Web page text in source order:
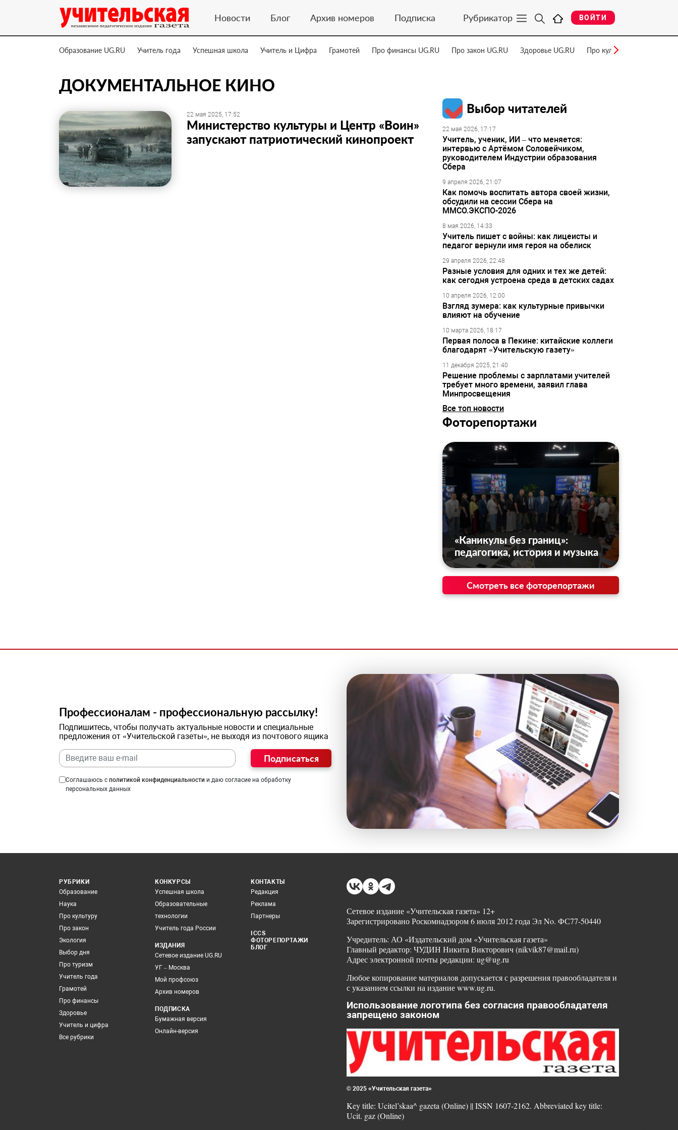
Новости Блог Архив номеров Подписка Рубрикатор ВОЙТИ
Образование UG.RU Учитель года Успешная школа Учитель и Цифра Грамотей Про финансы UG.RU Про закон UG.RU Здоровье UG.RU Про культуру UG.RU
ДОКУМЕНТАЛЬНОЕ КИНО
22 мая 2025, 17:52
Министерство культуры и Центр «Воин»
запускают патриотический кинопроект
Выбор читателей
22 мая 2026, 17:17
Учитель, ученик, ИИ – что меняется:
интервью с Артёмом Соловейчиком,
руководителем Индустрии образования
Сбера
9 апреля 2026, 21:07
Как помочь воспитать автора своей жизни,
обсудили на сессии Сбера на
ММСО.ЭКСПО-2026
8 мая 2026, 14:33
Учитель пишет с войны: как лицеисты и
педагог вернули имя героя на обелиск
29 апреля 2026, 22:48
Разные условия для одних и тех же детей:
как сегодня устроена среда в детских садах
10 апреля 2026, 12:00
Взгляд зумера: как культурные привычки
влияют на обучение
10 марта 2026, 18:17
Первая полоса в Пекине: китайские коллеги
благодарят «Учительскую газету»
11 декабря 2025, 21:40
Решение проблемы с зарплатами учителей
требует много времени, заявил глава
Минпросвещения
Все топ новости
Фоторепортажи
«Каникулы без границ»:
педагогика, история и музыка
Смотреть все фоторепортажи
Профессионалам - профессиональную рассылку!
Подпишитесь, чтобы получать актуальные новости и специальные
предложения от «Учительской газеты», не выходя из почтового ящика
Подписаться
Соглашаюсь с политикой конфиденциальности и даю согласие на обработку
персональных данных
РУБРИКИ
Образование
Наука
Про культуру
Про закон
Экология
Выбор дня
Про туризм
Учитель года
Грамотей
Про финансы
Здоровье
Учитель и цифра
Все рубрики
КОНКУРСЫ
Успешная школа
Образовательные
технологии
Учитель года России
ИЗДАНИЯ
Сетевое издание UG.RU
УГ – Москва
Мой профсоюз
Архив номеров
ПОДПИСКА
Бумажная версия
Онлайн-версия
КОНТАКТЫ
Редакция
Реклама
Партнеры
ICCS
ФОТОРЕПОРТАЖИ
БЛОГ
Сетевое издание «Учительская газета» 12+
Зарегистрировано Роскомнадзором 6 июля 2012 года Эл No. ФС77-50440
Учредитель: АО «Издательский дом «Учительская газета»
Главный редактор: ЧУДИН Никита Викторович (nikvik87@mail.ru)
Адрес электронной почты редакции: ug@ug.ru
Любое копирование материалов допускается с разрешения правообладателя и
с указанием ссылки на издание www.ug.ru.
Использование логотипа без согласия правообладателя
запрещено законом
© 2025 «Учительская газета»
Key title: Ucitel’skaa^ gazeta (Online) || ISSN 1607-2162. Abbreviated key title:
Ucit. gaz (Online)